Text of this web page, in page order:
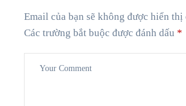
Email của bạn sẽ không được hiển thị
Các trường bắt buộc được đánh dấu *